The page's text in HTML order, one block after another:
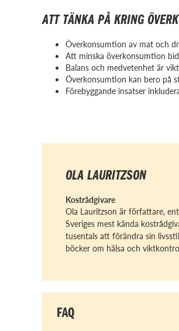
ATT TÄNKA PÅ KRING
Överkonsumtion av mat och
Att minska överkonsumtion
Balans och medvetenhet är
Överkonsumtion kan bero på
Förebyggande insatser
OLA LAURITZSON
Kostrådgivare
Ola Lauritzson är författare,
Sveriges mest kända
tusentals att förändra sin
böcker om hälsa och
FAQ